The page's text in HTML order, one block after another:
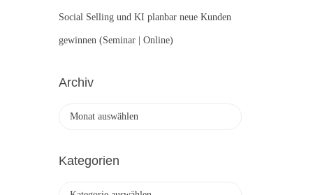
Social Selling und KI planbar neue Kunden
gewinnen (Seminar | Online)
Archiv
h
Kategorien